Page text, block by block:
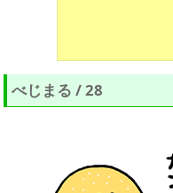
べじまる / 28